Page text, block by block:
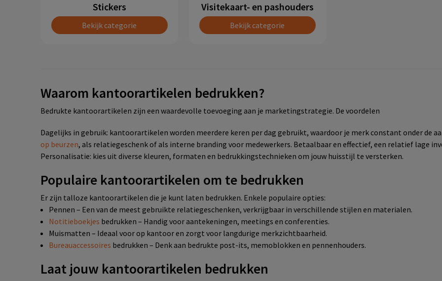
Stickers
Bekijk categorie
Visitekaart- en pashouders
Bekijk categorie
Waarom kantoorartikelen bedrukken?
Bedrukte kantoorartikelen zijn een waardevolle toevoeging aan je marketingstrategie. De voordelen
Dagelijks in gebruik: kantoorartikelen worden meerdere keren per dag gebruikt, waardoor je merk constant onder de
op beurzen, als relatiegeschenk of als interne branding voor medewerkers. Betaalbaar en effectief, een relatief lage
Personalisatie: kies uit diverse kleuren, formaten en bedrukkingstechnieken om jouw huisstijl te versterken.
Populaire kantoorartikelen om te bedrukken
Er zijn talloze kantoorartikelen die je kunt laten bedrukken. Enkele populaire opties:
Pennen – Een van de meest gebruikte relatiegeschenken, verkrijgbaar in verschillende stijlen en materialen.
Notitieboekjes bedrukken – Handig voor aantekeningen, meetings en conferenties.
Muismatten – Ideaal voor op kantoor en zorgt voor langdurige merkzichtbaarheid.
Bureauaccessoires bedrukken – Denk aan bedrukte post-its, memoblokken en pennenhouders.
Laat jouw kantoorartikelen bedrukken